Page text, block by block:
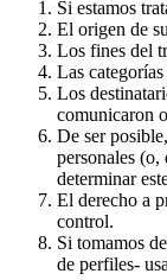
Si estamos
El origen de
Los fines del
Las
Los
comunicaron
De ser
personales
determinar
El derecho a
control.
Si tomamos
de perfiles-